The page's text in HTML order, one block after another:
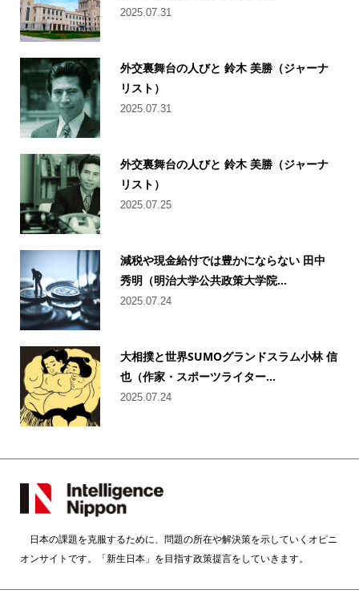
2025.07.31
外交裏舞台の人びと 鈴木 美勝（ジャーナ
リスト）
2025.07.31
外交裏舞台の人びと 鈴木 美勝（ジャーナ
リスト）
2025.07.25
減税や現金給付では豊かにならない 田中
秀明（明治大学公共政策大学院...
2025.07.24
大相撲と世界SUMOグランドスラム小林 信
也（作家・スポーツライター...
2025.07.24
日本の課題を克服するために、問題の所在や解決策を示していくオピニ
オンサイトです。「新生日本」を目指す政策提言をしていきます。